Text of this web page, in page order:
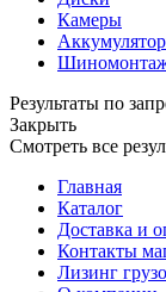
Камеры
Результаты по
Закрыть
Смотреть все
Главная
Каталог
Доставка и
Контакты
Лизинг